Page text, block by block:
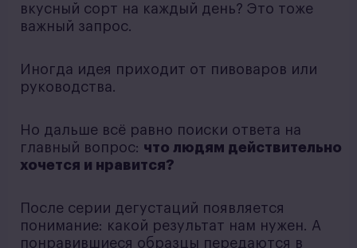
вкусный сорт на каждый день? Это тоже
важный запрос.
Иногда идея приходит от пивоваров или
руководства.
Но дальше всё равно поиски ответа на
главный вопрос: что людям действительно
хочется и нравится?
После серии дегустаций появляется
понимание: какой результат нам нужен. А
понравившиеся образцы передаются в